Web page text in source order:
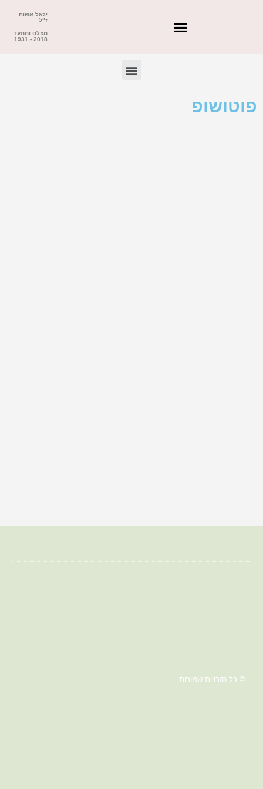
יגאל אשוח
ז"ל
מצלם ומתעד
2018 - 1931
פוטושופ
© כל הזכויות שמורות